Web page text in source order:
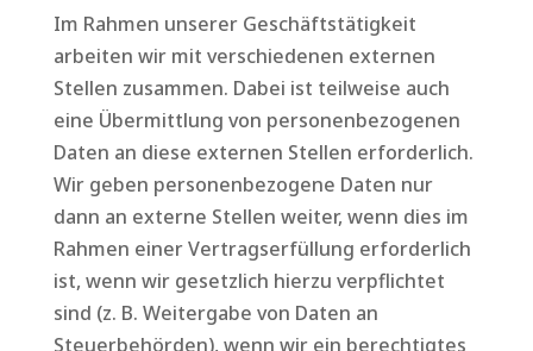
Im Rahmen unserer Geschäftstätigkeit
arbeiten wir mit verschiedenen externen
Stellen zusammen. Dabei ist teilweise auch
eine Übermittlung von personenbezogenen
Daten an diese externen Stellen erforderlich.
Wir geben personenbezogene Daten nur
dann an externe Stellen weiter, wenn dies im
Rahmen einer Vertragserfüllung erforderlich
ist, wenn wir gesetzlich hierzu verpflichtet
sind (z. B. Weitergabe von Daten an
Steuerbehörden), wenn wir ein berechtigtes